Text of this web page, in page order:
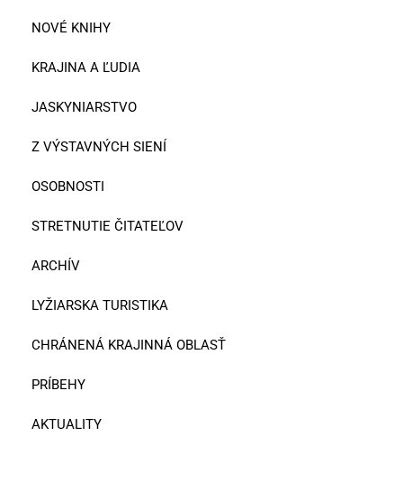
NOVÉ KNIHY
KRAJINA A ĽUDIA
JASKYNIARSTVO
Z VÝSTAVNÝCH SIENÍ
OSOBNOSTI
STRETNUTIE ČITATEĽOV
ARCHÍV
LYŽIARSKA TURISTIKA
CHRÁNENÁ KRAJINNÁ OBLASŤ
PRÍBEHY
AKTUALITY